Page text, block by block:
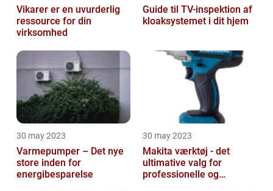
Vikarer er en uvurderlig
ressource for din
virksomhed
Guide til TV-inspektion af
kloaksystemet i dit hjem
30 may 2023
Varmepumper – Det nye
store inden for
energibesparelse
30 may 2023
Makita værktøj - det
ultimative valg for
professionelle og